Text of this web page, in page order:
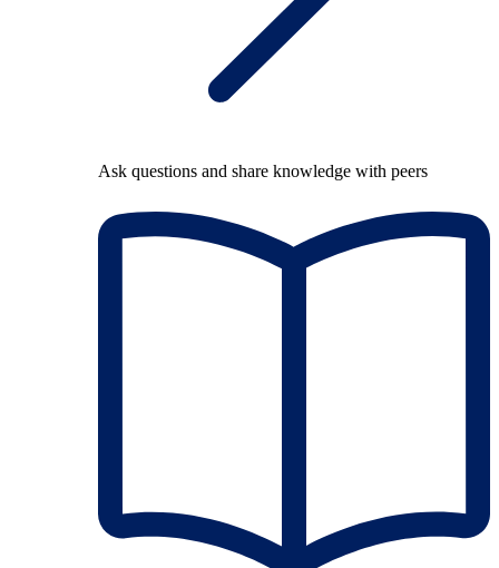
Ask questions and share knowledge with peers